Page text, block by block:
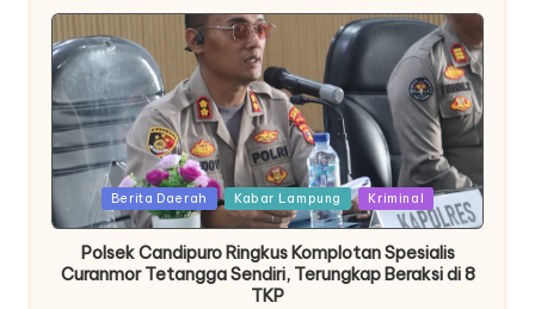
by
PostedBerita Daerah Kabar Lampung Kriminal
Polsek Candipuro Ringkus Komplotan Spesialis
Curanmor Tetangga Sendiri, Terungkap Beraksi di 8
TKP